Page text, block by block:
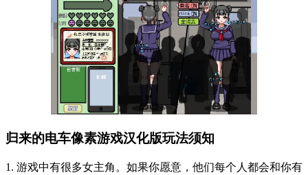
归来的电车像素游戏汉化版玩法须知
1. 游戏中有很多女主角。如果你愿意，他们每个人都会和你有